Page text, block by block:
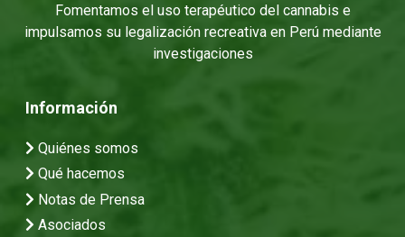
Fomentamos el uso terapéutico del cannabis e
impulsamos su legalización recreativa en Perú mediante
investigaciones
Información
Quiénes somos
Qué hacemos
Notas de Prensa
Asociados